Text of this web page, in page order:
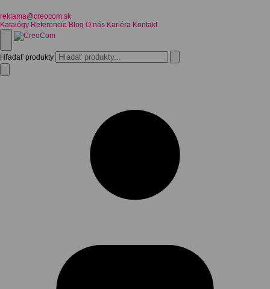
reklama@creocom.sk
Katalógy Referencie Blog O nás Kariéra Kontakt
Hľadať produkty